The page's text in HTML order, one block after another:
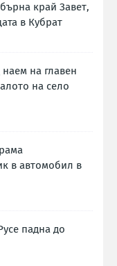
край Завет,
в Кубрат
на главен
на село
в автомобил в
падна до